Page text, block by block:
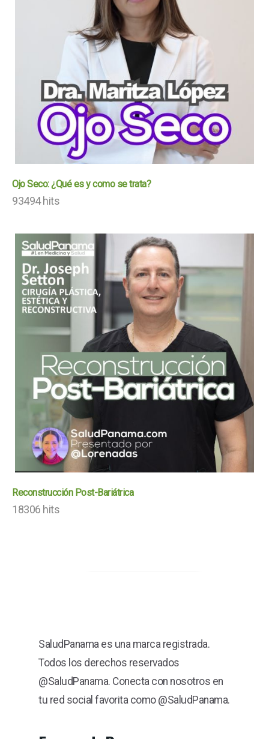
Ojo Seco: ¿Qué es y como se trata?
93494 hits
Reconstrucción Post-Bariátrica
18306 hits
SaludPanama es una marca registrada.
Todos los derechos reservados
@SaludPanama. Conecta con nosotros en
tu red social favorita como @SaludPanama.